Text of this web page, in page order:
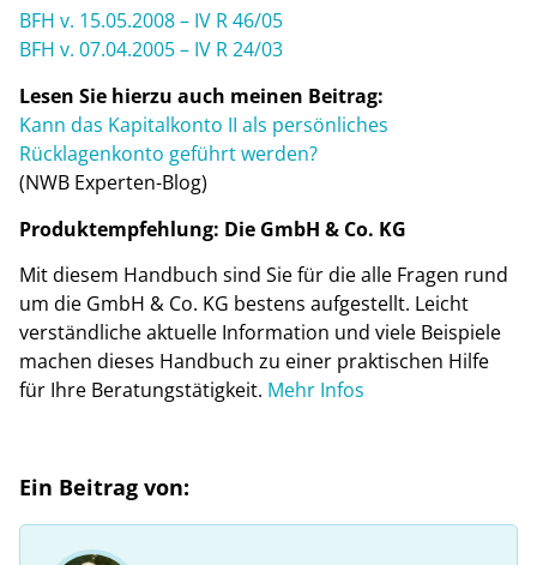
BFH v. 15.05.2008 – IV R 46/05
BFH v. 07.04.2005 – IV R 24/03
Lesen Sie hierzu auch meinen Beitrag:
Kann das Kapitalkonto II als persönliches
Rücklagenkonto geführt werden?
(NWB Experten-Blog)
Produktempfehlung: Die GmbH & Co. KG
Mit diesem Handbuch sind Sie für die alle Fragen rund
um die GmbH & Co. KG bestens aufgestellt. Leicht
verständliche aktuelle Information und viele Beispiele
machen dieses Handbuch zu einer praktischen Hilfe
für Ihre Beratungstätigkeit. Mehr Infos
Ein Beitrag von: